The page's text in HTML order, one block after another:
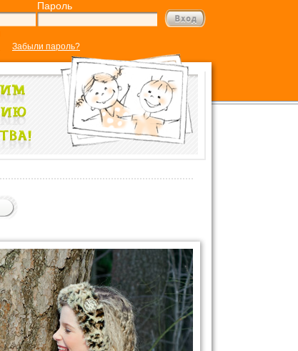
Пароль
Забыли пароль?